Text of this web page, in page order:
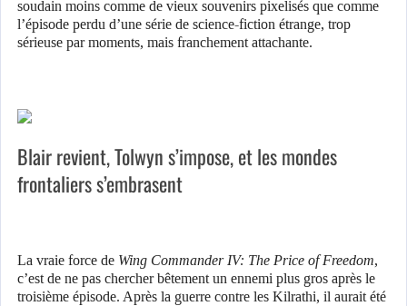
soudain moins comme de vieux souvenirs pixelisés que comme
l’épisode perdu d’une série de science-fiction étrange, trop
sérieuse par moments, mais franchement attachante.
Blair revient, Tolwyn s’impose, et les mondes
frontaliers s’embrasent
La vraie force de Wing Commander IV: The Price of Freedom,
c’est de ne pas chercher bêtement un ennemi plus gros après le
troisième épisode. Après la guerre contre les Kilrathi, il aurait été